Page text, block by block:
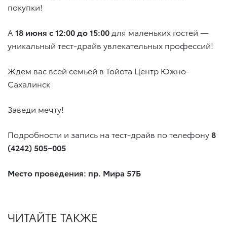
покупки!
А 18 июня с 12:00 до 15:00 для маленьких гостей —
уникальный тест-драйв увлекательных профессий!
Ждем вас всей семьей в Тойота Центр Южно-
Сахалинск
Заведи мечту!
Подробности и запись на тест-драйв по телефону8
(4242) 505−005
Место проведения: пр. Мира 57Б
ЧИТАЙТЕ ТАКЖЕ